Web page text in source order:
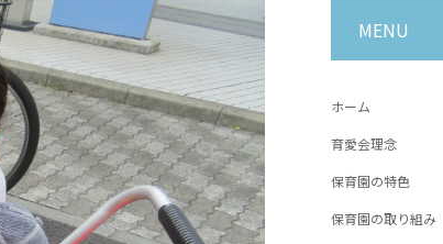
MENU
ホーム
育愛会理念
保育園の特色
保育園の取り組み